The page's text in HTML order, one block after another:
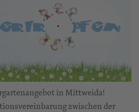
in Mittweida!
zwischen der